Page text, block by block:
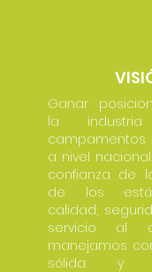
Ganar
la
campamentos
a nivel
confianza de
de los
calidad,
servicio al
manejamos
sólida y